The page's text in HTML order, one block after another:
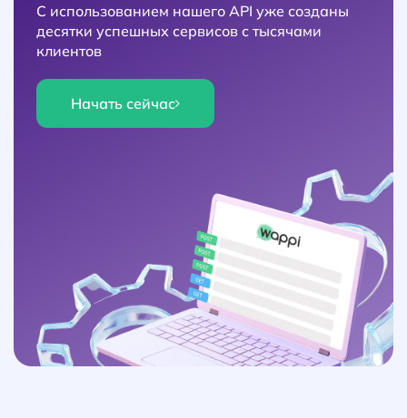
С использованием нашего API уже созданы
десятки успешных сервисов с тысячами
клиентов
Начать сейчас